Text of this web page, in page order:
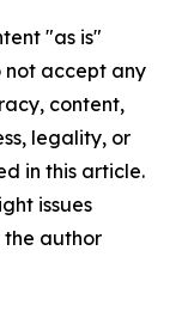
"as is"
not accept any
content,
legality, or
in this article.
issues
author